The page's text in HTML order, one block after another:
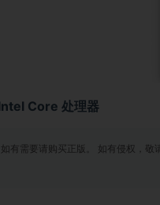
Core 处理器
有需要请购买正版。 如有侵权，敬